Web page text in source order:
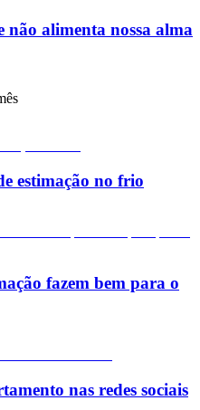
não alimenta nossa alma
estimação no frio
fazem bem para o
nas redes sociais